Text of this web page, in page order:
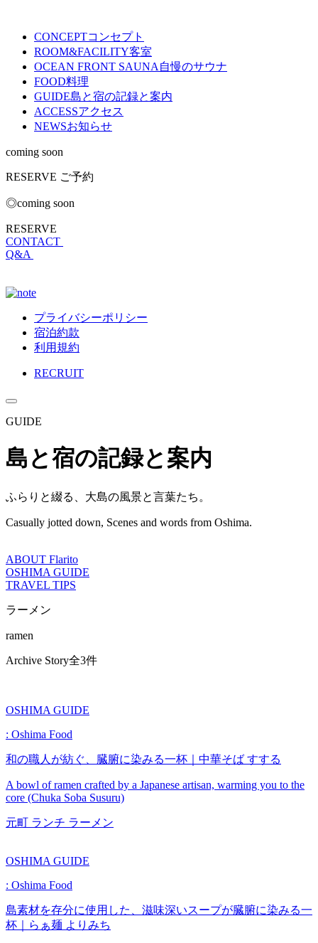
CONCEPTコンセプト
ROOM&FACILITY客室
OCEAN FRONT SAUNA 自慢のサウナ
FOOD料理
GUIDE島と宿の記録と案内
ACCESSアクセス
NEWSお知らせ
coming soon
RESERVE ご予約
◎coming soon
RESERVE
CONTACT
Q&A
プライバシーポリシー
宿泊約款
利用規約
RECRUIT
GUIDE
島と宿の記録と案内
ふらりと綴る、大島の風景と言葉たち。
Casually jotted down, Scenes and words from Oshima.
ABOUT Flarito
OSHIMA GUIDE
TRAVEL TIPS
ラーメン
ramen
Archive Story全3件
OSHIMA GUIDE
: Oshima Food
和の職人が紡ぐ、臓腑に染みる一杯｜中華そば すする
A bowl of ramen crafted by a Japanese artisan, warming you to the
core (Chuka Soba Susuru)
元町 ランチ ラーメン
OSHIMA GUIDE
: Oshima Food
島素材を存分に使用した、滋味深いスープが臓腑に染みる一
杯｜らぁ麺 よりみち